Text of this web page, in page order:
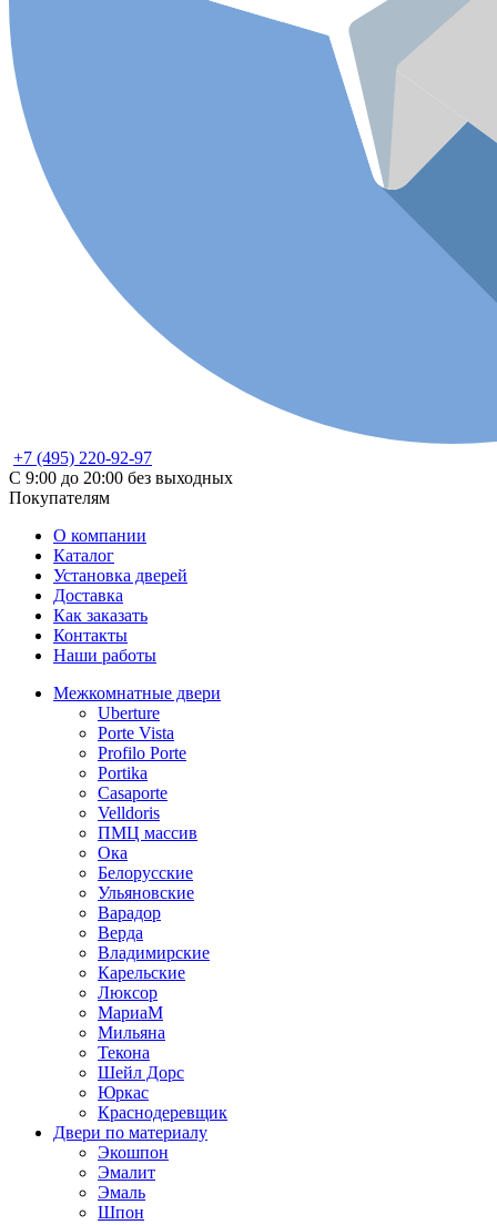
+7 (495) 220-92-97
С 9:00 до 20:00 без выходных
Покупателям
О компании
Каталог
Установка дверей
Доставка
Как заказать
Контакты
Наши работы
Межкомнатные двери
Uberture
Porte Vista
Profilo Porte
Portika
Casaporte
Velldoris
ПМЦ массив
Ока
Белорусские
Ульяновские
Варадор
Верда
Владимирские
Карельские
Люксор
МариаМ
Мильяна
Текона
Шейл Дорс
Юркас
Краснодеревщик
Двери по материалу
Экошпон
Эмалит
Эмаль
Шпон